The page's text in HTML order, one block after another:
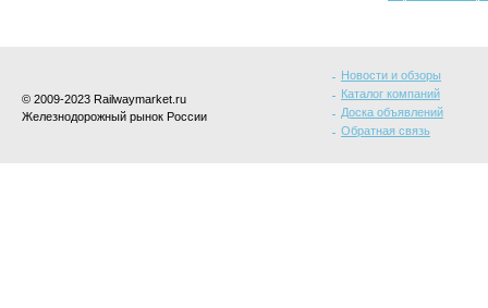
© 2009-2023 Railwaymarket.ru
Железнодорожный рынок России
Новости и обзоры
Каталог компаний
Доска объявлений
Обратная связь